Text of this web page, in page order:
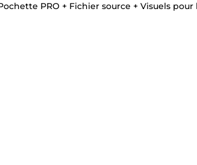
PRO + Fichier source + Visuels pour